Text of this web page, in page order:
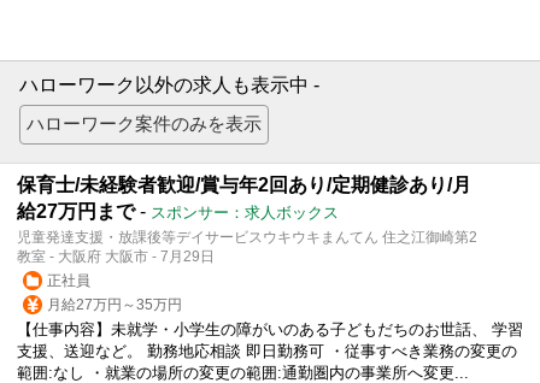
ハローワーク以外の求人も表示中 -
保育士/未経験者歓迎/賞与年2回あり/定期健診あり/月
給27万円まで- スポンサー：求人ボックス
児童発達支援・放課後等デイサービスウキウキまんてん 住之江御崎第2
教室 - 大阪府 大阪市 - 7月29日
正社員
月給27万円～35万円
【仕事内容】未就学・小学生の障がいのある子どもだちのお世話、 学習
支援、送迎など。 勤務地応相談 即日勤務可 ・従事すべき業務の変更の
範囲:なし ・就業の場所の変更の範囲:通勤圏内の事業所へ変更...